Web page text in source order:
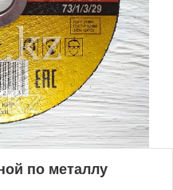
по металлу